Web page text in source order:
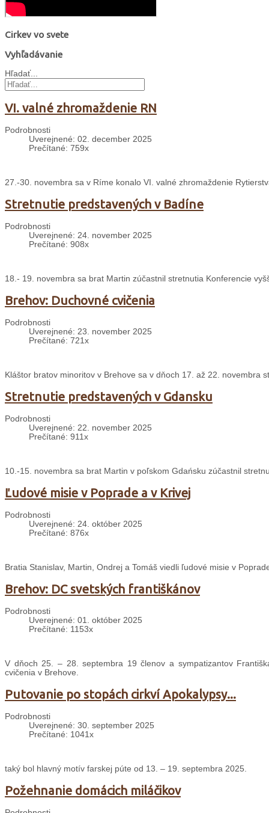
Cirkev vo svete
Vyhľadávanie
Hľadať...
VI. valné zhromaždenie RN
Podrobnosti
Uverejnené: 02. december 2025
Prečítané: 759x
27.-30. novembra sa v Ríme konalo VI. valné zhromaždenie
Stretnutie predstavených v Badíne
Podrobnosti
Uverejnené: 24. november 2025
Prečítané: 908x
18.- 19. novembra sa brat Martin zúčastnil stretnutia Konferencie
Brehov: Duchovné cvičenia
Podrobnosti
Uverejnené: 23. november 2025
Prečítané: 721x
Kláštor bratov minoritov v Brehove sa v dňoch 17. až 22. novembra
Stretnutie predstavených v Gdansku
Podrobnosti
Uverejnené: 22. november 2025
Prečítané: 911x
10.-15. novembra sa brat Martin v poľskom Gdańsku zúčastnil
Ľudové misie v Poprade a v Krivej
Podrobnosti
Uverejnené: 24. október 2025
Prečítané: 876x
Bratia Stanislav, Martin, Ondrej a Tomáš viedli ľudové misie v
Brehov: DC svetských františkánov
Podrobnosti
Uverejnené: 01. október 2025
Prečítané: 1153x
V dňoch 25. – 28. septembra 19 členov a sympatizantov
cvičenia v Brehove.
Putovanie po stopách cirkví Apokalypsy...
Podrobnosti
Uverejnené: 30. september 2025
Prečítané: 1041x
taký bol hlavný motív farskej púte od 13. – 19. septembra 2025.
Požehnanie domácich miláčikov